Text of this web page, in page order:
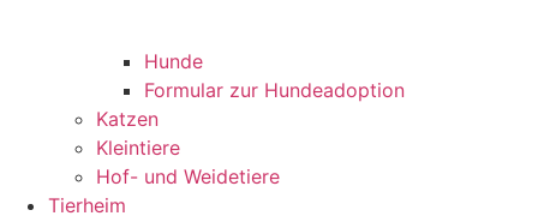
Hunde
Formular zur Hundeadoption
Katzen
Kleintiere
Hof- und Weidetiere
Tierheim